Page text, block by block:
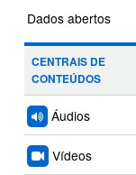
Dados abertos
CENTRAIS DE
CONTEÚDOS
Áudios
Vídeos